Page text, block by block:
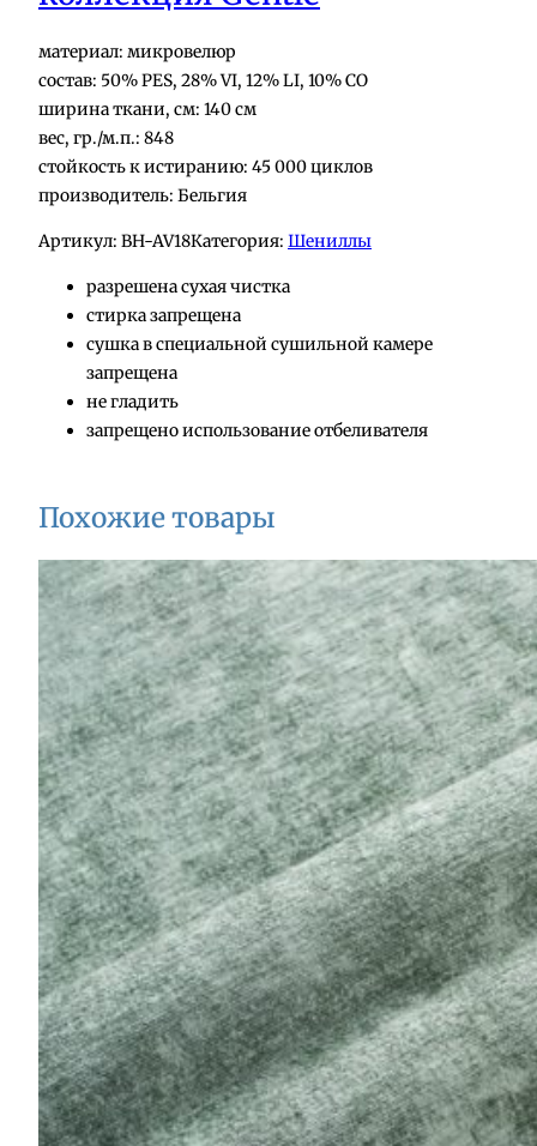
материал: микровелюр
состав: 50% PES, 28% VI, 12% LI, 10% CO
ширина ткани, см: 140 см
вес, гр./м.п.: 848
стойкость к истиранию: 45 000 циклов
производитель: Бельгия
Артикул: BH-AV18Категория: Шениллы
разрешена сухая чистка
стирка запрещена
сушка в специальной сушильной камере
запрещена
не гладить
запрещено использование отбеливателя
Похожие товары